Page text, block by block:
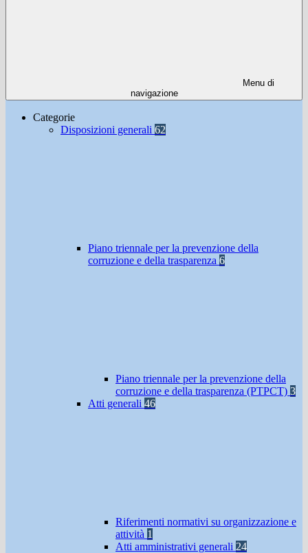
Menu di
navigazione
Categorie
Disposizioni generali 62
Piano triennale per la prevenzione della
corruzione e della trasparenza 6
Piano triennale per la prevenzione della
corruzione e della trasparenza (PTPCT) 3
Atti generali 46
Riferimenti normativi su organizzazione e
attività 1
Atti amministrativi generali 24